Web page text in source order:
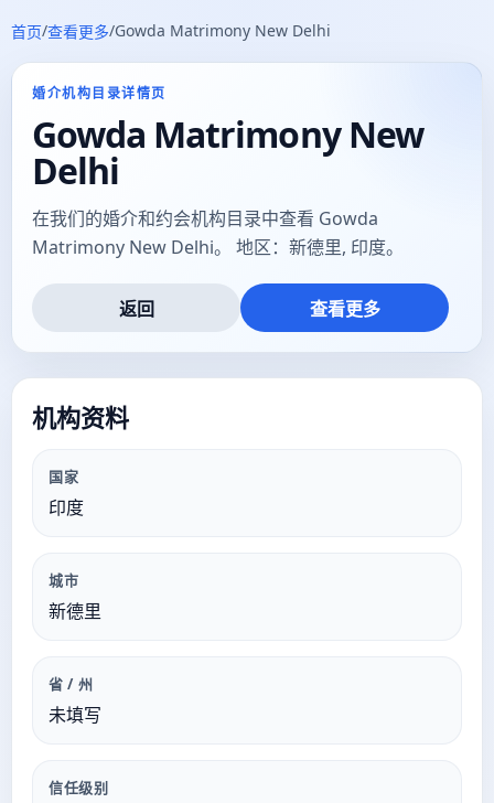
首页/查看更多/Gowda Matrimony New Delhi
婚介机构目录详情页
Gowda Matrimony New
Delhi
在我们的婚介和约会机构目录中查看 Gowda
Matrimony New Delhi。 地区：新德里, 印度。
返回 查看更多
机构资料
国家
印度
城市
新德里
省 / 州
未填写
信任级别